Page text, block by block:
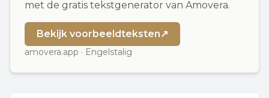
met de gratis tekstgenerator van Amovera.
Bekijk voorbeeldteksten↗
amovera.app · Engelstalig